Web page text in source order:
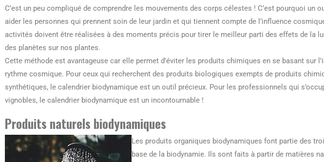
C’est un peu compliqué de comprendre les mouvements des corps célestes ! C’est pourquoi un
aider les personnes qui prennent soin de leur jardin et qui tiennent compte de l’influence
activités doivent être réalisées à des moments précis pour tirer le meilleur parti des effets de la
des planètes sur nos plantes.
Cette méthode est avantageuse car elle permet d’éviter les produits chimiques en se basant sur
rythme cosmique. Pour ceux qui recherchent des produits biologiques exempts de produits
synthétiques, le calendrier biodynamique est un outil précieux. Pour les professionnels qui
vignobles, le calendrier biodynamique est un incontournable !
Produits naturels biodynamiques
Les produits organiques biodynamiques font partie des
base de la biodynamie. Ils sont faits à partir de matières